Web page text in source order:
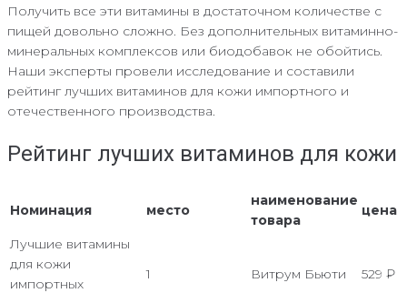
Получить все эти витамины в достаточном количестве с
пищей довольно сложно. Без дополнительных витаминно-
минеральных комплексов или биодобавок не обойтись.
Наши эксперты провели исследование и составили
рейтинг лучших витаминов для кожи импортного и
отечественного производства.
Рейтинг лучших витаминов для кожи
Номинация место
наименование
товара
цена
Лучшие витамины
для кожи
импортных
1 Витрум Бьюти 529 ₽